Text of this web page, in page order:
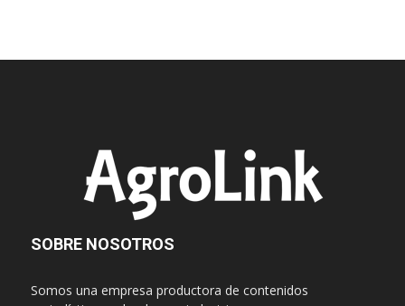
SOBRE NOSOTROS
Somos una empresa productora de contenidos